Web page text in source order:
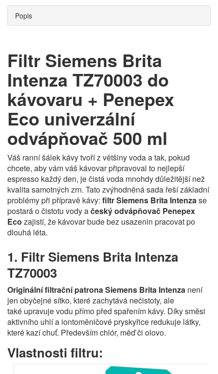
Popis
Filtr Siemens Brita
Intenza TZ70003 do
kávovaru + Penepex
Eco univerzální
odvápňovač 500 ml
Váš ranní šálek kávy tvoří z většiny voda a tak, pokud
chcete, aby vám váš kávovar připravoval to nejlepší
espresso každý den, je čistá voda mnohdy důležitější než
kvalita samotných zrn. Tato zvýhodněná sada řeší základní
problémy při přípravě kávy: filtr Siemens Brita Intenzase
postará o čistotu vody ačeský odvápňovač Penepex
Eco zajistí, že kávovar bude bez usazenin pracovat po
dlouhá léta.
1. Filtr Siemens Brita Intenza
TZ70003
Originální filtrační patrona Siemens Brita Intenza není
jen obyčejné sítko, které zachytává nečistoty, ale
také upravuje vodu přímo před spařením kávy. Díky směsi
aktivního uhlí a iontoměničové pryskyřice redukuje látky,
které kazí chuť. Především chlór, měď či olovo.
Vlastnosti filtru: